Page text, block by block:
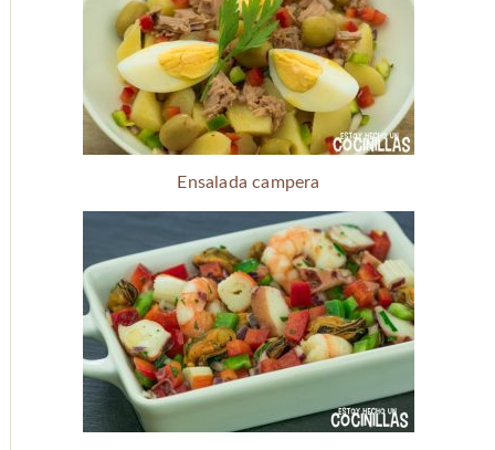
Ensalada campera